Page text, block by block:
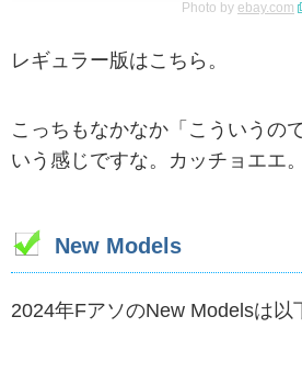
Photo by ebay.com
レギュラー版はこちら。
こっちもなかなか「こういうの
いう感じですな。カッチョエエ。
New Models
2024年FアソのNew Modelsは以